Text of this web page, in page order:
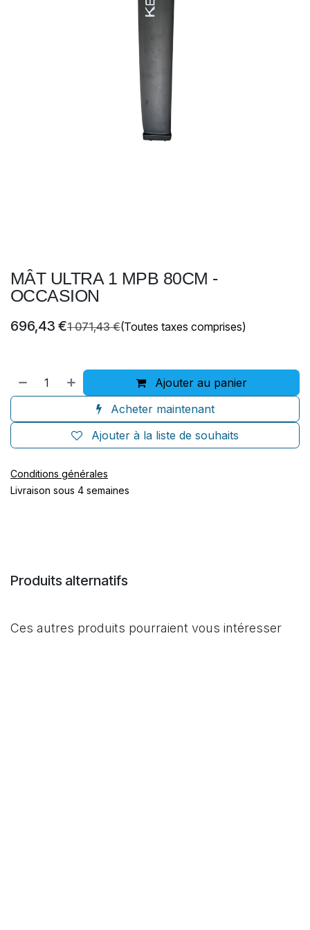
MÂT ULTRA 1 MPB 80CM -
OCCASION
696,43 €1 071,43€(Toutes taxes comprises)
Ajouter au panier
Acheter maintenant
Ajouter à la liste de souhaits
Conditions générales
Livraison sous 4 semaines
Produits alternatifs
Ces autres produits pourraient vous intéresser